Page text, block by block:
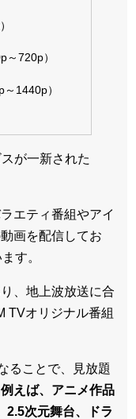
～720p）
1440p）
が一新された
エティ番組やアイ
画を配信してお
す。
、地上波放送に合
TVオリジナル番組
ることで、見放題
例えば、アニメ作品
2.5次元舞台、ドラ